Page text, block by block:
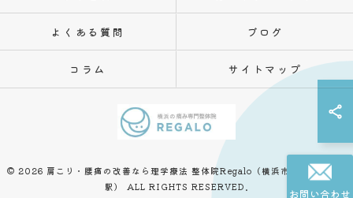
お問い合わせ
よくある質問 ブログ
コラム サイトマップ
© 2026 肩こり・腰痛の改善なら理学療法 整体院Regalo（横浜市神奈川区白楽
駅） ALL RIGHTS RESERVED.